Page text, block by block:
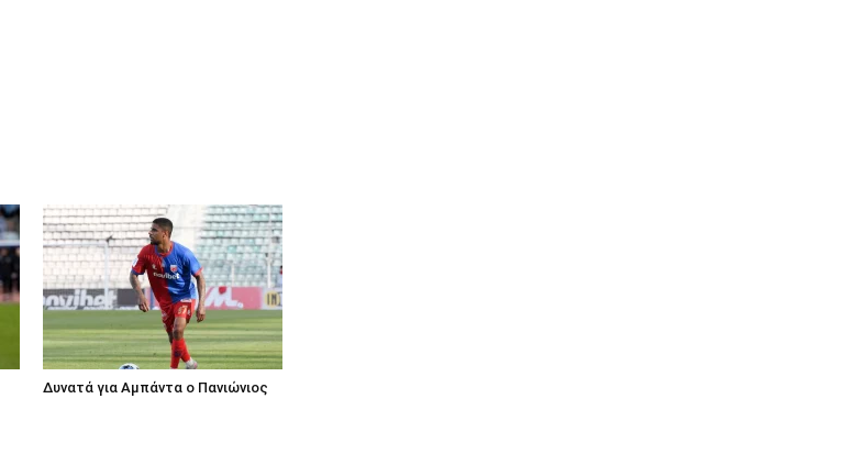
Δυνατά για Αμπάντα ο Πανιώνιος